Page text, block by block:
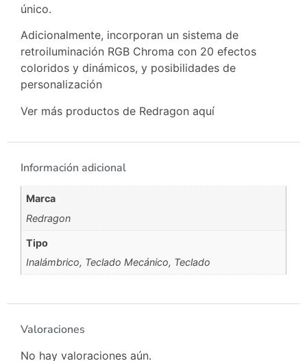
único.
Adicionalmente, incorporan un sistema de
retroiluminación RGB Chroma con 20 efectos
coloridos y dinámicos, y posibilidades de
personalización
Ver más productos de Redragon aquí
Información adicional
Marca
Redragon
Tipo
Inalámbrico, Teclado Mecánico, Teclado
Valoraciones
No hay valoraciones aún.